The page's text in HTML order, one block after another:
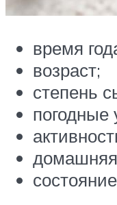
время
возраст;
степень
погодные